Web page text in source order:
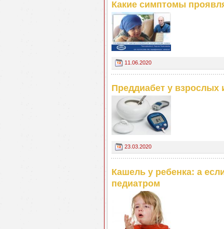
Какие симптомы
11.06.2020
Преддиабет у взрослых
23.03.2020
Кашель у ребенка: а
педиатром